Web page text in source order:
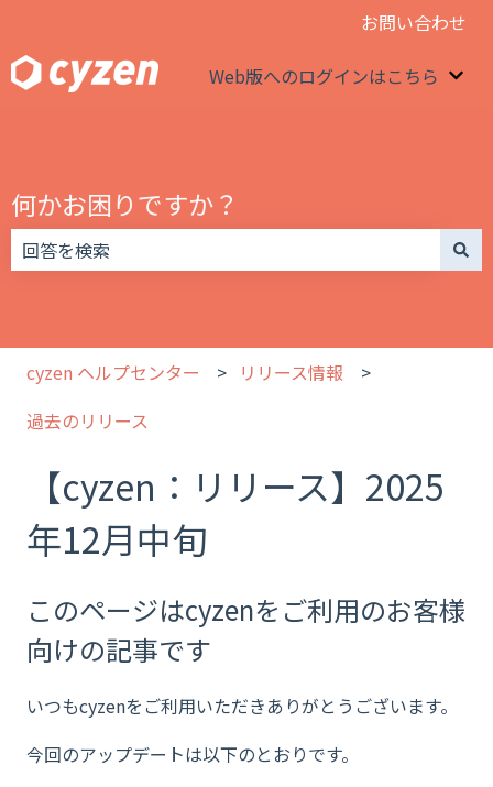
お問い合わせ
Web版へのログインはこちら
何かお困りですか？
cyzen ヘルプセンター
リリース情報
過去のリリース
【cyzen：リリース】2025
年12月中旬
このページはcyzenをご利用のお客様
向けの記事です
いつもcyzenをご利用いただきありがとうございます。
今回のアップデートは以下のとおりです。